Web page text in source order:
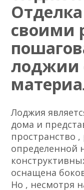
своими
лоджии
Лоджия
дома и
пространство
определенной
оснащена
Но , несмотря